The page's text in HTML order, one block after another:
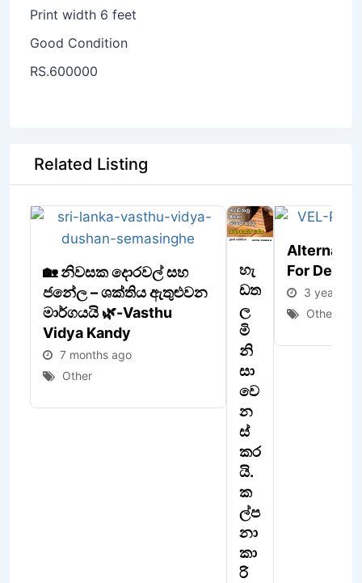
Print width 6 feet
Good Condition
RS.600000
Related Listing
🏡 නිවසක දොරවල් සහ
ජනේල – ශක්තිය ඇතුළුවන
මාර්ගයයි 🌿-Vasthu
Vidya Kandy
7 months ago
Other
හැ
ඩත
ල
මි
නි
සා
වෙ
න
ස්
කර
යි.
ක
ල්ප
නා
කා
රි
For
3 years
Other